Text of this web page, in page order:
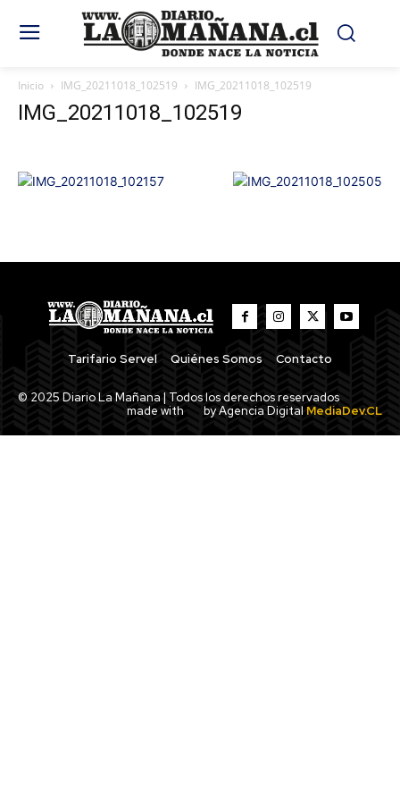
Inicio IMG_20211018_102519 IMG_20211018_102519
IMG_20211018_102519
Tarifario Servel Quiénes Somos Contacto
© 2025 Diario La Mañana | Todos los derechos reservados
made with
by Agencia Digital MediaDev.CL